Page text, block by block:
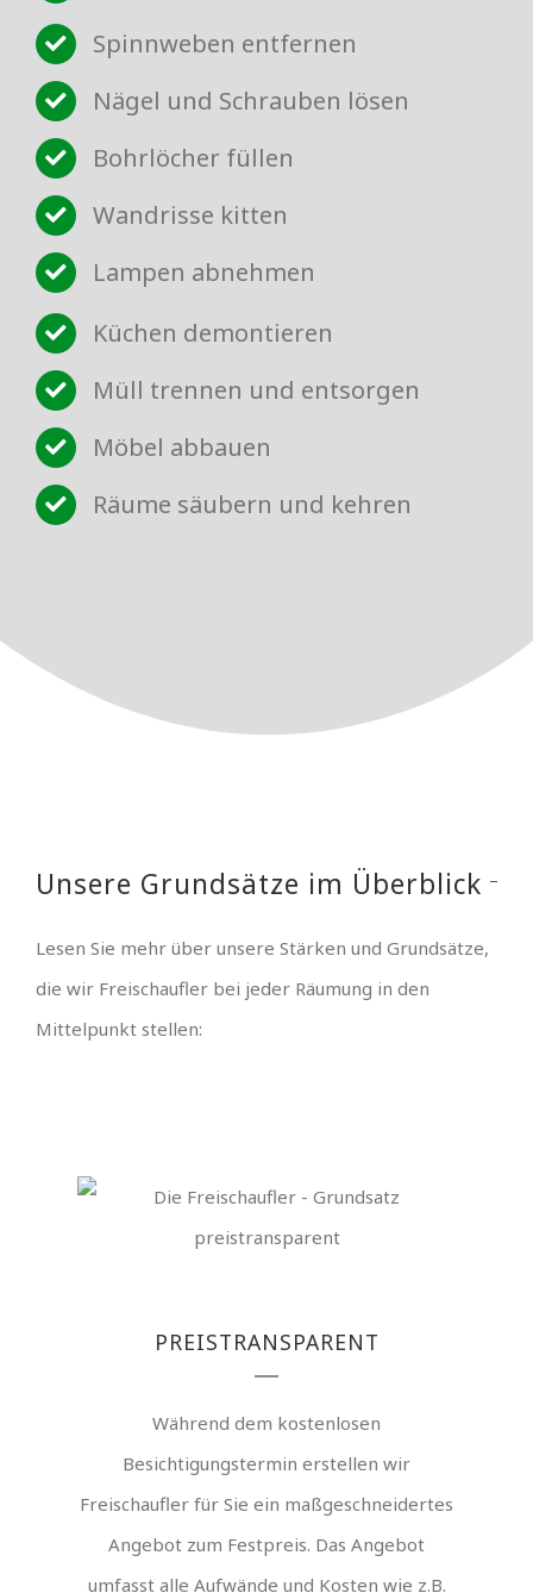
Spinnweben entfernen
Nägel und Schrauben lösen
Bohrlöcher füllen
Wandrisse kitten
Lampen abnehmen
Küchen demontieren
Müll trennen und entsorgen
Möbel abbauen
Räume säubern und kehren
Unsere Grundsätze im Überblick
Lesen Sie mehr über unsere Stärken und Grundsätze,
die wir Freischaufler bei jeder Räumung in den
Mittelpunkt stellen:
PREISTRANSPARENT
Während dem kostenlosen
Besichtigungstermin erstellen wir
Freischaufler für Sie ein maßgeschneidertes
Angebot zum Festpreis. Das Angebot
umfasst alle Aufwände und Kosten wie z.B.